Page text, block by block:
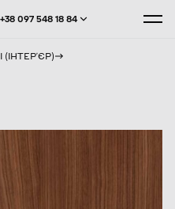
+38 097 548 18 84